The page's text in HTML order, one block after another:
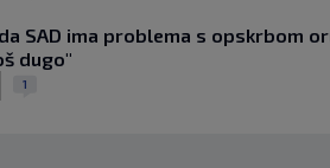
SAD ima problema s opskrbom
dugo"
1